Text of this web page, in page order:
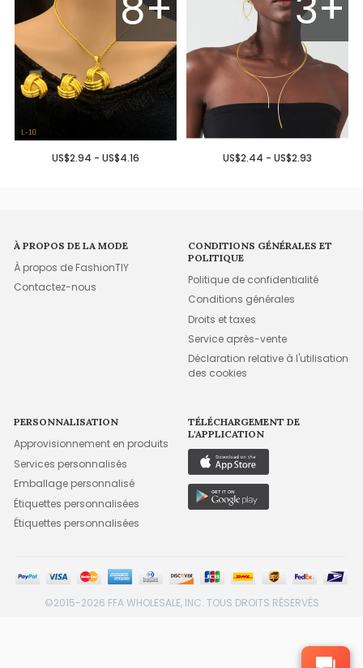
US$2.94 - US$4.16 US$2.44 - US$2.93
À PROPOS DE LA MODE
À propos de FashionTIY
Contactez-nous
CONDITIONS GÉNÉRALES ET
POLITIQUE
Politique de confidentialité
Conditions générales
Droits et taxes
Service après-vente
Déclaration relative à l'utilisation
des cookies
PERSONNALISATION
Approvisionnement en produits
Services personnalisés
Emballage personnalisé
Étiquettes personnalisées
Étiquettes personnalisées
TÉLÉCHARGEMENT DE
L'APPLICATION
©2015-2026 FFA WHOLESALE, INC. TOUS DROITS RÉSERVÉS